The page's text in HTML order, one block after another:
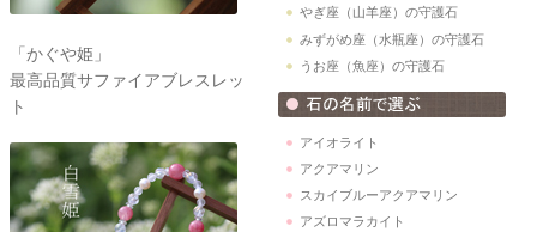
「かぐや姫」
最高品質サファイアブレスレッ
ト
やぎ座（山羊座）の守護石
みずがめ座（水瓶座）の守護石
うお座（魚座）の守護石
アイオライト
アクアマリン
スカイブルーアクアマリン
アズロマラカイト